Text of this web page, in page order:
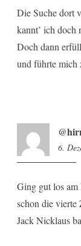
Die Suche dort
kannt’ ich
Doch dann
und führte mich
6.
Ging gut los am
schon die vierte
Jack Nicklaus